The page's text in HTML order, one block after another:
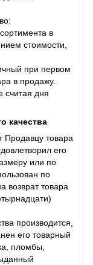
в
стоимости,
при первом
в продажу.
считая дня
качества
Продавцу товара
его
или по
по
возврат товара
производится,
его товарный
пломбы,